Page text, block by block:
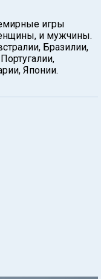
игры
и мужчины.
Бразилии,
Японии.